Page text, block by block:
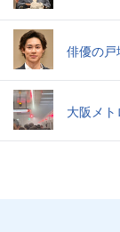
俳優の
大阪メト